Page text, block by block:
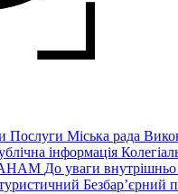
Послуги Міська рада
інформація
До уваги
Безбар’єрний